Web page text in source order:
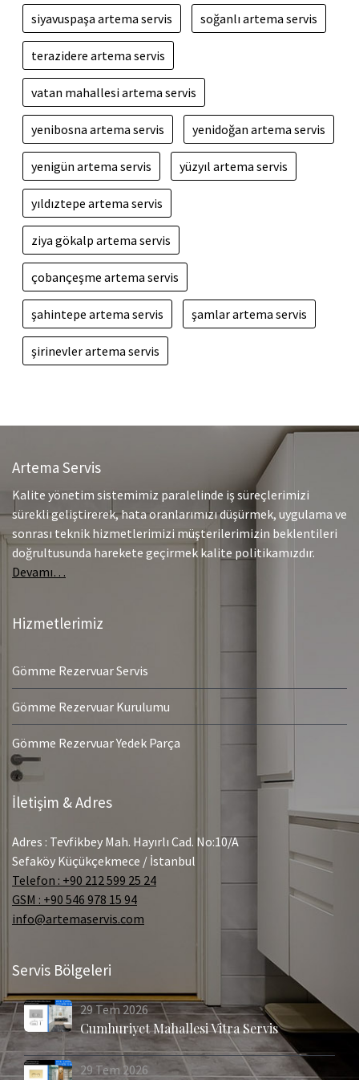
siyavuspaşa artema servis soğanlı artema servis
terazidere artema servis
vatan mahallesi artema servis
yenibosna artema servis yenidoğan artema servis
yenigün artema servis yüzyıl artema servis
yıldıztepe artema servis
ziya gökalp artema servis
çobançeşme artema servis
şahintepe artema servis şamlar artema servis
şirinevler artema servis
Artema Servis
Kalite yönetim sistemimiz paralelinde iş süreçlerimizi
sürekli geliştirerek, hata oranlarımızı düşürmek, uygulama ve
sonrası teknik hizmetlerimizi müşterilerimizin beklentileri
doğrultusunda harekete geçirmek kalite politikamızdır.
Devamı…
Hizmetlerimiz
Gömme Rezervuar Servis
Gömme Rezervuar Kurulumu
Gömme Rezervuar Yedek Parça
İletişim & Adres
Adres : Tevfikbey Mah. Hayırlı Cad. No:10/A
Sefaköy Küçükçekmece / İstanbul
Telefon : +90 212 599 25 24
GSM : +90 546 978 15 94
info@artemaservis.com
Servis Bölgeleri
29Tem2026
Cumhuriyet Mahallesi Vitra Servis
29 Tem 2026